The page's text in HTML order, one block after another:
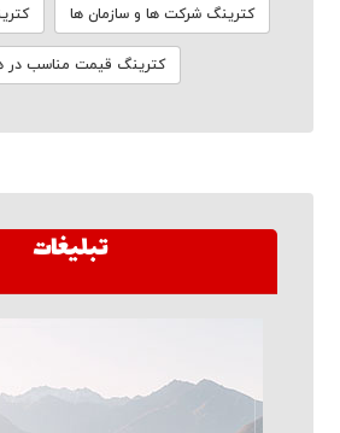
کترینگ شرکت ها و سازمان ها
کترینگ قیمت مناسب در
تبلیغات